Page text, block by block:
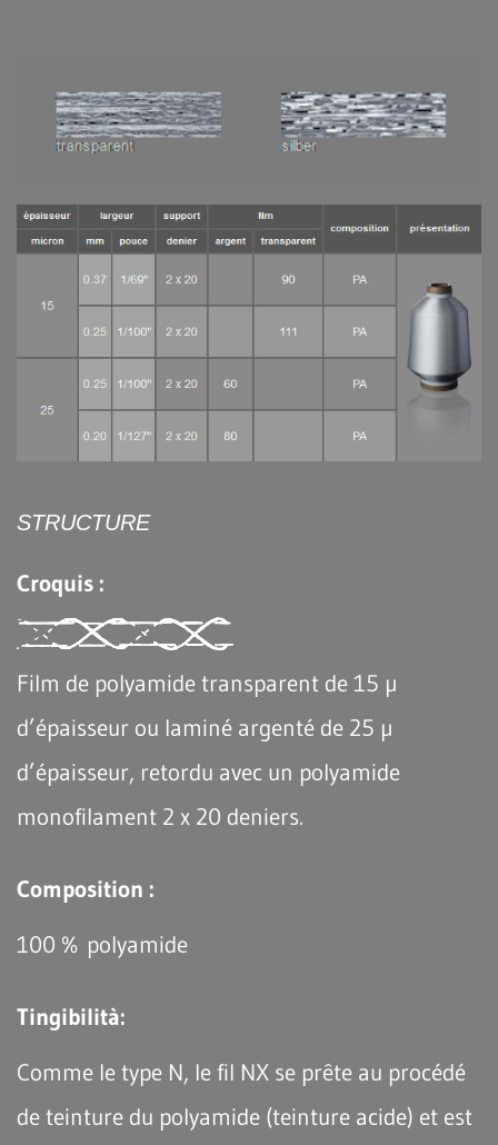
STRUCTURE
Croquis :
Film de polyamide transparent de 15 µ
d’épaisseur ou laminé argenté de 25 µ
d’épaisseur, retordu avec un polyamide
monofilament 2 x 20 deniers.
Composition :
100 % polyamide
Tingibilità:
Comme le type N, le fil NX se prête au procédé
de teinture du polyamide (teinture acide) et est